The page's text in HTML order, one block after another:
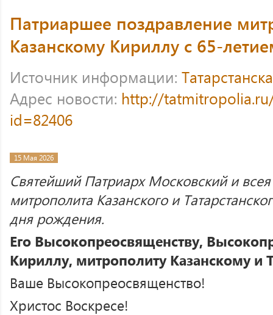
Патриаршее поздравление
Казанскому Кириллу с 65-
Источник информации:
Адрес новости: http://
id=82406
15 Мая 2026
Святейший Патриарх Московский и
митрополита Казанского и
дня рождения.
Его Высокопреосвященству,
Кириллу, митрополиту Казанскому и
Ваше Высокопреосвященство!
Христос Воскресе!